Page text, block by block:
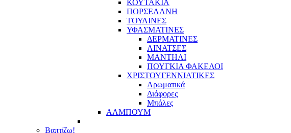
ΚΟΥΤΑΚΙΑ
ΠΟΡΣΕΛΑΝΗ
ΤΟΥΛΙΝΕΣ
ΥΦΑΣΜΑΤΙΝΕΣ
ΔΕΡΜΑΤΙΝΕΣ
ΛΙΝΑΤΣΕΣ
ΜΑΝΤΗΛΙ
ΠΟΥΓΚΙΑ ΦΑΚΕΛΟΙ
ΧΡΙΣΤΟΥΓΕΝΝΙΑΤΙΚΕΣ
Αρωματικά
Διάφορες
Μπάλες
ΑΛΜΠΟΥΜ
Βαπτίζω!